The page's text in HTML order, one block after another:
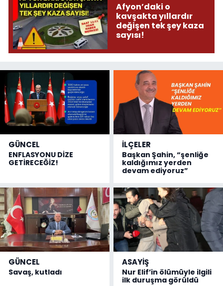
Afyon’daki o
kavşakta yıllardır
değişen tek şey kaza
sayısı!
GÜNCEL
ENFLASYONU DİZE
GETİRECEĞİZ!
İLÇELER
Başkan Şahin, “şenliğe
kaldığımız yerden
devam ediyoruz”
GÜNCEL
Savaş, kutladı
ASAYİŞ
Nur Elif’in ölümüyle ilgili
ilk duruşma görüldü